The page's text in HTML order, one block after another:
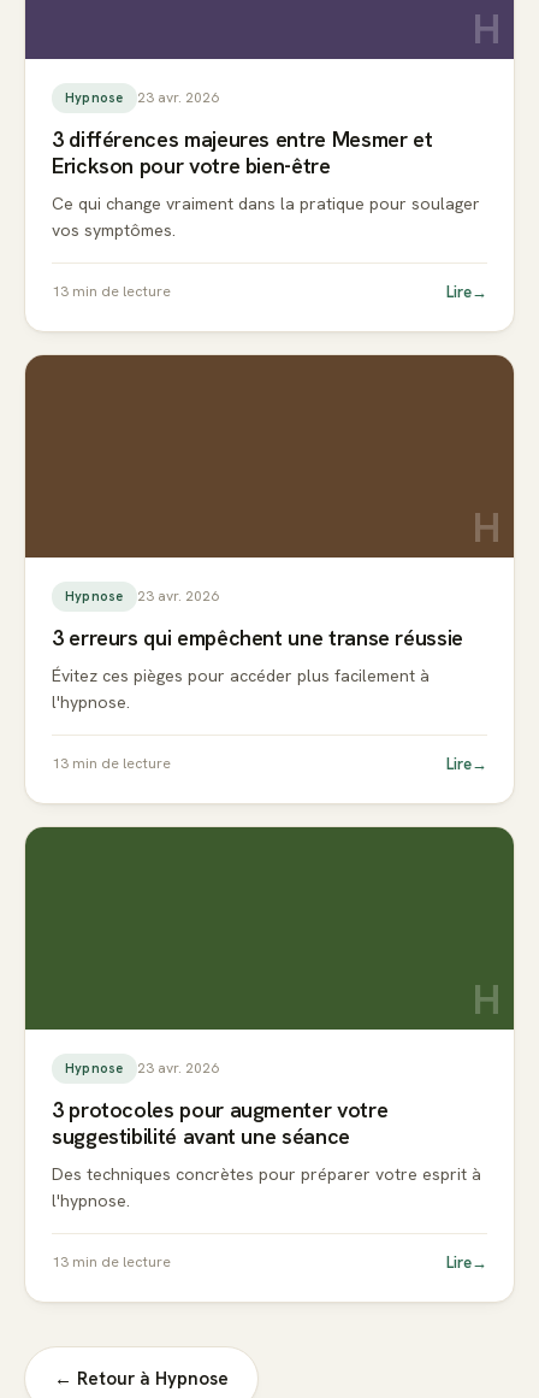
H
Hypnose 23 avr. 2026
3 différences majeures entre Mesmer et
Erickson pour votre bien-être
Ce qui change vraiment dans la pratique pour soulager
vos symptômes.
13 min de lecture Lire→
H
Hypnose 23 avr. 2026
3 erreurs qui empêchent une transe réussie
Évitez ces pièges pour accéder plus facilement à
l'hypnose.
13 min de lecture Lire→
H
Hypnose 23 avr. 2026
3 protocoles pour augmenter votre
suggestibilité avant une séance
Des techniques concrètes pour préparer votre esprit à
l'hypnose.
13 min de lecture Lire→
← Retour à Hypnose